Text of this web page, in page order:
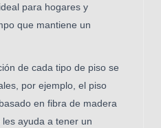
para hogares y
que mantiene un
de cada tipo de piso se
por ejemplo, el piso
en fibra de madera
ayuda a tener un